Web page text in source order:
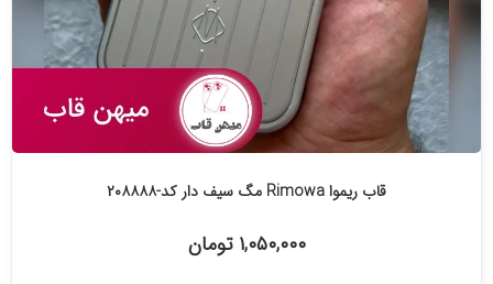
قاب ریموا Rimowa مگ سیف دار کد-۲۰۸۸۸۸
۱,۰۵۰,۰۰۰ تومان